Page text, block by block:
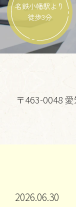
名鉄小幡駅より
徒歩3分
〒463-0048
2026.06.30